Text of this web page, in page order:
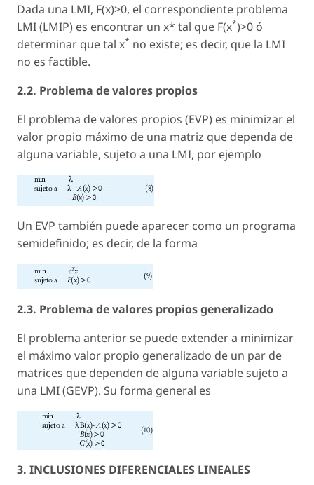
Dada una LMI, F(x)>0, el correspondiente problema
LMI (LMIP) es encontrar un x* tal que F(x*)>0 ó
determinar que tal x* no existe; es decir, que la LMI
no es factible.
2.2. Problema de valores propios
El problema de valores propios (EVP) es minimizar el
valor propio máximo de una matriz que dependa de
alguna variable, sujeto a una LMI, por ejemplo
Un EVP también puede aparecer como un programa
semidefinido; es decir, de la forma
2.3. Problema de valores propios generalizado
El problema anterior se puede extender a minimizar
el máximo valor propio generalizado de un par de
matrices que dependen de alguna variable sujeto a
una LMI (GEVP). Su forma general es
3. INCLUSIONES DIFERENCIALES LINEALES